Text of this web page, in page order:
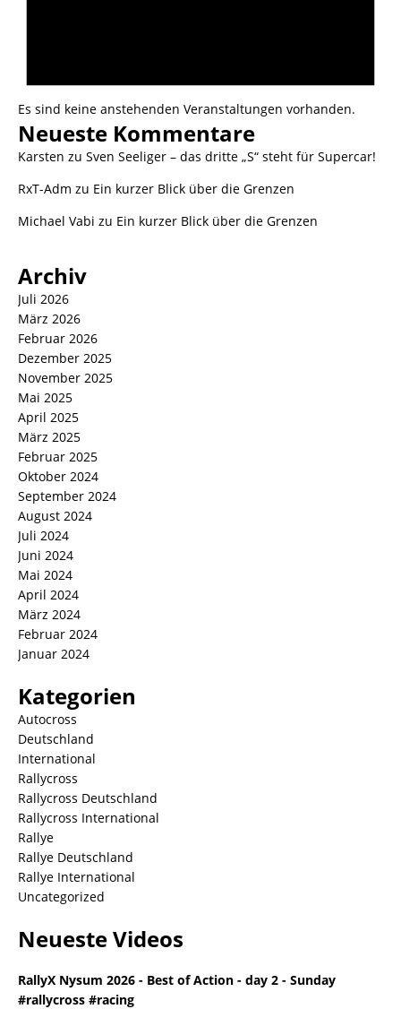
Es sind keine anstehenden Veranstaltungen vorhanden.
Neueste Kommentare
Karsten zu Sven Seeliger – das dritte „S“ steht für Supercar!
RxT-Adm zu Ein kurzer Blick über die Grenzen
Michael Vabi zu Ein kurzer Blick über die Grenzen
Archiv
Juli 2026
März 2026
Februar 2026
Dezember 2025
November 2025
Mai 2025
April 2025
März 2025
Februar 2025
Oktober 2024
September 2024
August 2024
Juli 2024
Juni 2024
Mai 2024
April 2024
März 2024
Februar 2024
Januar 2024
Kategorien
Autocross
Deutschland
International
Rallycross
Rallycross Deutschland
Rallycross International
Rallye
Rallye Deutschland
Rallye International
Uncategorized
Neueste Videos
RallyX Nysum 2026 - Best of Action - day 2 - Sunday
#rallycross #racing